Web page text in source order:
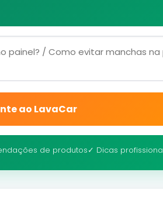
ao LavaCar
de produtos✓ Dicas